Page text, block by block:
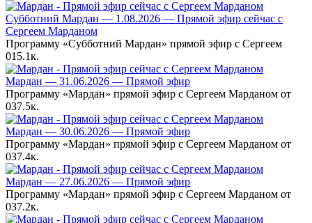
Субботний Мардан — 1.08.2026 — Прямой эфир сейчас с
Сергеем Марданом
Программу «Субботний Мардан» прямой эфир с Сергеем
015.1к.
Мардан — 31.06.2026 — Прямой эфир
Программу «Мардан» прямой эфир с Сергеем Марданом от
037.5к.
Мардан — 30.06.2026 — Прямой эфир
Программу «Мардан» прямой эфир с Сергеем Марданом от
037.4к.
Мардан — 27.06.2026 — Прямой эфир
Программу «Мардан» прямой эфир с Сергеем Марданом от
037.2к.